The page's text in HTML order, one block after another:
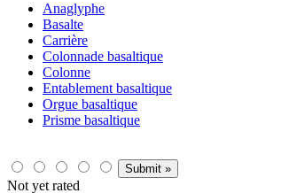
Anaglyphe
Basalte
Carrière
Colonnade basaltique
Colonne
Entablement basaltique
Orgue basaltique
Prisme basaltique
Not yet rated